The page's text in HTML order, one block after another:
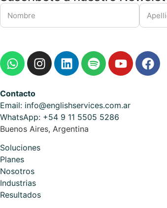
Contacto
Email: info@englishservices.com.ar
WhatsApp: +54 9 11 5505 5286
Buenos Aires, Argentina
Soluciones
Planes
Nosotros
Industrias
Resultados